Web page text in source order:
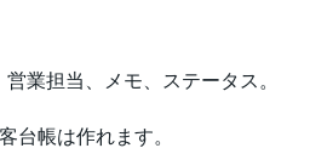
業担当、メモ、ステータス。
台帳は作れます。